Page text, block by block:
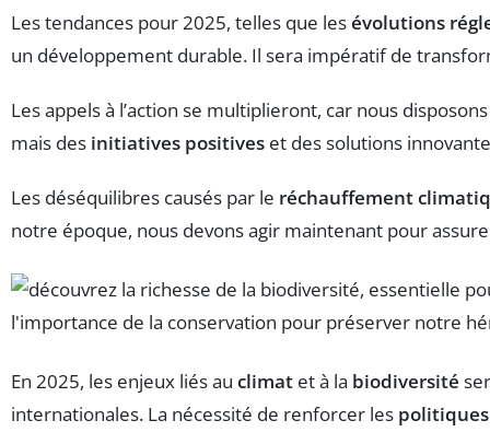
Les tendances pour 2025, telles que lesévolutions
un développement durable. Il sera impératif de
Les appels à l’action se multiplieront, car nous
mais des initiatives positives et des solutions
Les déséquilibres causés par le réchauffement
notre époque, nous devons agir maintenant pour
En 2025, les enjeux liés au climat et à la biodiversité
internationales. La nécessité de renforcer les